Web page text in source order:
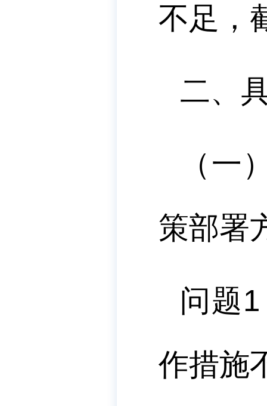
不足，
二、
（一
策部署
问题1
作措施